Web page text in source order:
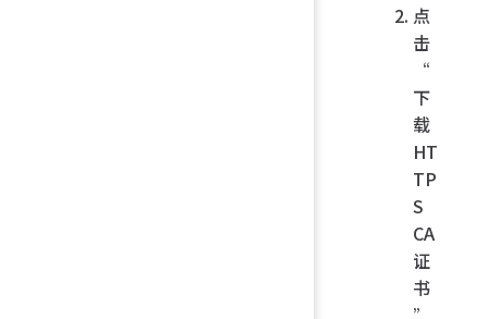
点
击
“
下
载
HT
TP
S
CA
证
书